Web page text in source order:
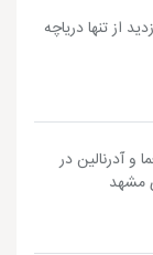
از تنها دریاچه
و آدرنالین در
مشهد